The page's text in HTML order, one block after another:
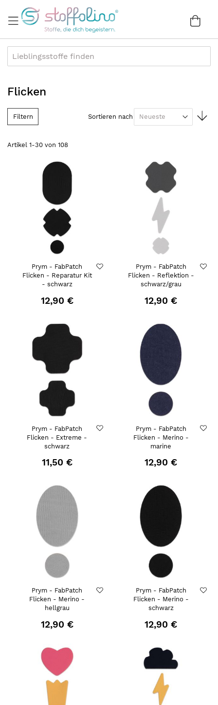
Inhalt
Flicken
Artikel 1-30 von 108
Sortieren nach
Prym - FabPatch
Flicken - Reparatur Kit
- schwarz
12,90 €
Prym - FabPatch
Flicken - Reflektion -
schwarz/grau
12,90 €
Prym - FabPatch
Flicken - Extreme -
schwarz
11,50 €
Prym - FabPatch
Flicken - Merino -
marine
12,90 €
Prym - FabPatch
Flicken - Merino -
hellgrau
12,90 €
Prym - FabPatch
Flicken - Merino -
schwarz
12,90 €
Filtern